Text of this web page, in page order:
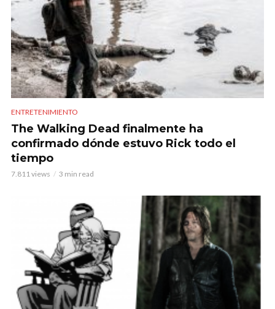
ENTRETENIMIENTO
The Walking Dead finalmente ha
confirmado dónde estuvo Rick todo el
tiempo
7.811 views 3 min read